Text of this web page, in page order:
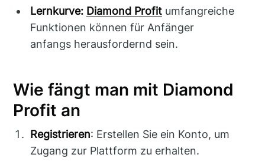
Lernkurve: Diamond Profit umfangreiche
Funktionen können für Anfänger
anfangs herausfordernd sein.
Wie fängt man mit Diamond
Profit an
Registrieren: Erstellen Sie ein Konto, um
Zugang zur Plattform zu erhalten.